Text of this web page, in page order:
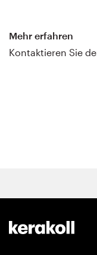
Mehr erfahren
Kontaktieren Sie